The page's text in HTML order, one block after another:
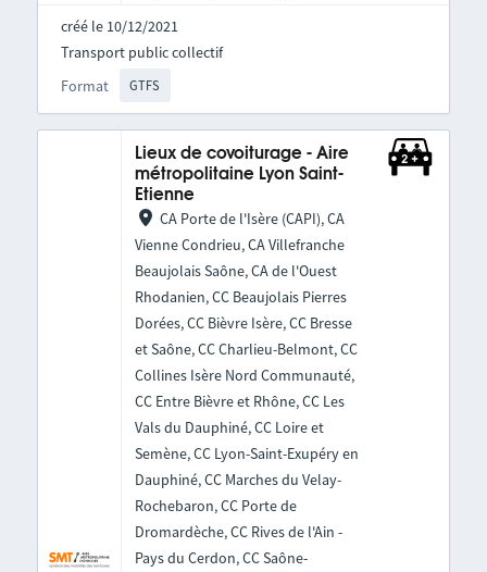
créé le 10/12/2021
Format GTFS
Transport public collectif
Lieux de covoiturage - Aire
métropolitaine Lyon Saint-
Etienne
CA Porte de l'Isère (CAPI), CA
Vienne Condrieu, CA Villefranche
Beaujolais Saône, CA de l'Ouest
Rhodanien, CC Beaujolais Pierres
Dorées, CC Bièvre Isère, CC Bresse
et Saône, CC Charlieu-Belmont, CC
Collines Isère Nord Communauté,
CC Entre Bièvre et Rhône, CC Les
Vals du Dauphiné, CC Loire et
Semène, CC Lyon-Saint-Exupéry en
Dauphiné, CC Marches du Velay-
Rochebaron, CC Porte de
Dromardèche, CC Rives de l'Ain -
Pays du Cerdon, CC Saône-